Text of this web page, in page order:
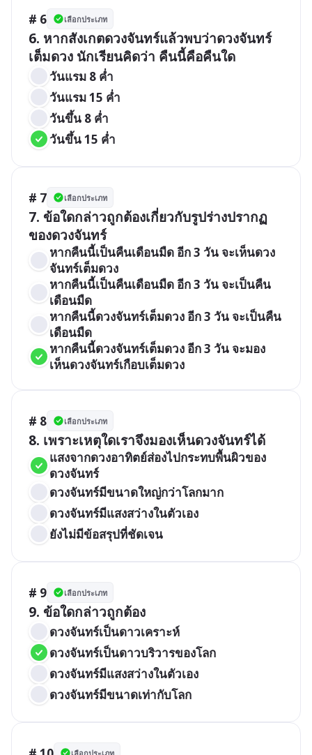
# 6 เลือกประเภท
6. หากสังเกตดวงจันทร์แล้วพบว่าดวงจันทร์
เต็มดวง นักเรียนคิดว่า คืนนี้คือคืนใด
วันแรม 8 ค่ำ
วันแรม 15 ค่ำ
วันขึ้น 8 ค่ำ
วันขึ้น 15 ค่ำ
# 7 เลือกประเภท
7. ข้อใดกล่าวถูกต้องเกี่ยวกับรูปร่างปรากฏ
ของดวงจันทร์
หากคืนนี้เป็นคืนเดือนมืด อีก 3 วัน จะเห็นดวง
จันทร์เต็มดวง
หากคืนนี้เป็นคืนเดือนมืด อีก 3 วัน จะเป็นคืน
เดือนมืด
หากคืนนี้ดวงจันทร์เต็มดวง อีก 3 วัน จะเป็นคืน
เดือนมืด
หากคืนนี้ดวงจันทร์เต็มดวง อีก 3 วัน จะมอง
เห็นดวงจันทร์เกือบเต็มดวง
# 8 เลือกประเภท
8. เพราะเหตุใดเราจึงมองเห็นดวงจันทร์ได้
แสงจากดวงอาทิตย์ส่องไปกระทบพื้นผิวของ
ดวงจันทร์
ดวงจันทร์มีขนาดใหญ่กว่าโลกมาก
ดวงจันทร์มีแสงสว่างในตัวเอง
ยังไม่มีข้อสรุปที่ชัดเจน
# 9 เลือกประเภท
9. ข้อใดกล่าวถูกต้อง
ดวงจันทร์เป็นดาวเคราะห์
ดวงจันทร์เป็นดาวบริวารของโลก
ดวงจันทร์มีแสงสว่างในตัวเอง
ดวงจันทร์มีขนาดเท่ากับโลก
เลือกประเภท